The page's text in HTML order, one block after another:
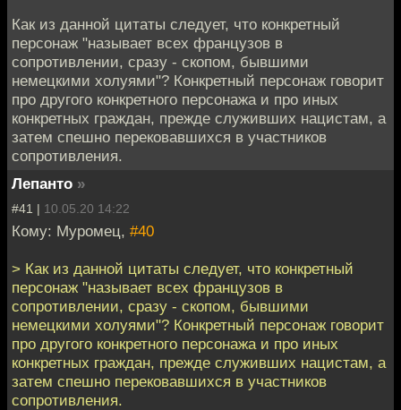
Как из данной цитаты следует, что конкретный
персонаж "называет всех французов в
сопротивлении, сразу - скопом, бывшими
немецкими холуями"? Конкретный персонаж говорит
про другого конкретного персонажа и про иных
конкретных граждан, прежде служивших нацистам, а
затем спешно перековавшихся в участников
сопротивления.
Лепанто »
#41 | 10.05.20 14:22
Кому: Муромец, #40
> Как из данной цитаты следует, что конкретный
персонаж "называет всех французов в
сопротивлении, сразу - скопом, бывшими
немецкими холуями"? Конкретный персонаж говорит
про другого конкретного персонажа и про иных
конкретных граждан, прежде служивших нацистам, а
затем спешно перековавшихся в участников
сопротивления.